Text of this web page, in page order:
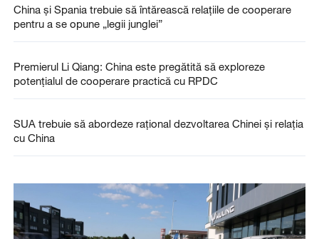
China și Spania trebuie să întărească relațiile de cooperare
pentru a se opune „legii junglei”
Premierul Li Qiang: China este pregătită să exploreze
potențialul de cooperare practică cu RPDC
SUA trebuie să abordeze rațional dezvoltarea Chinei și relația
cu China